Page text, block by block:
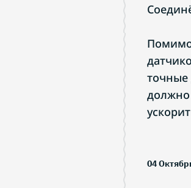
точные
должно
04